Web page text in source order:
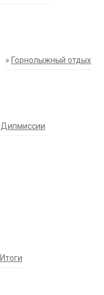
» Горнолыжный отдых
Дипмиссии
Итоги